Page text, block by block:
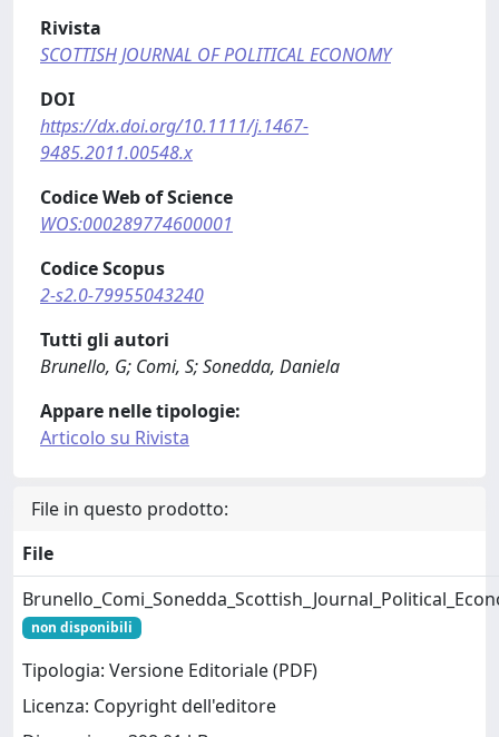
Rivista
SCOTTISH JOURNAL OF POLITICAL ECONOMY
DOI
https://dx.doi.org/10.1111/j.1467-
9485.2011.00548.x
Codice Web of Science
WOS:000289774600001
Codice Scopus
2-s2.0-79955043240
Tutti gli autori
Brunello, G; Comi, S; Sonedda, Daniela
Appare nelle tipologie:
Articolo su Rivista
File in questo prodotto:
File
non disponibili
Tipologia: Versione Editoriale (PDF)
Licenza: Copyright dell'editore